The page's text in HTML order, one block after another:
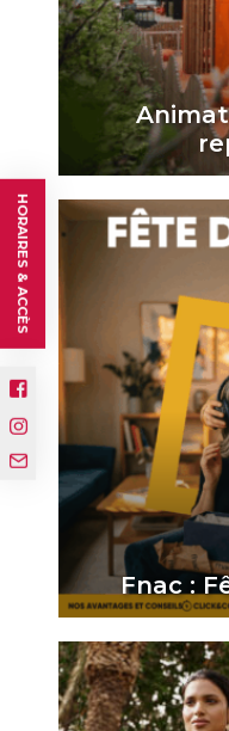
Fnac :
HORAIRES & ACCÈS